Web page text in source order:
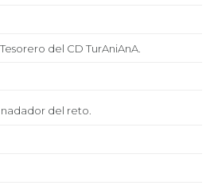
del CD TurAniAnA.
del reto.